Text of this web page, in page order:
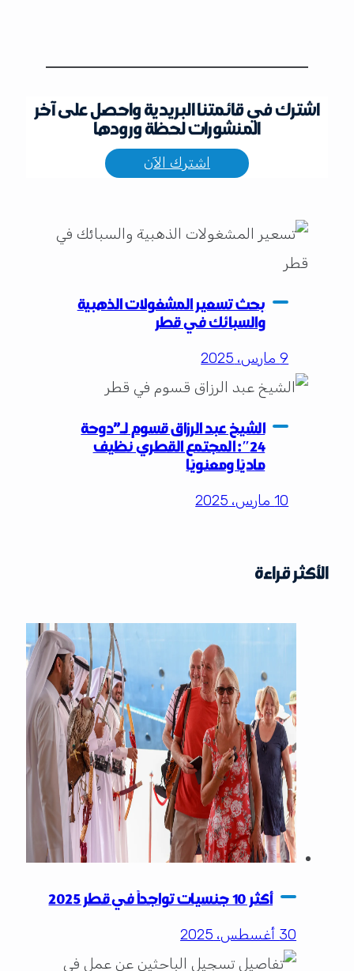
اشترك في قائمتنا البريدية واحصل على آخر
المنشورات لحظة ورودها
اشترك الآن
بحث تسعير المشغولات الذهبية
والسبائك في قطر
9 مارس، 2025
الشيخ عبد الرزاق قسوم لـ”دوحة
24″: المجتمع القطري نظيف
ماديًا ومعنويًا
10 مارس، 2025
الأكثر قراءة
أكثر 10 جنسيات تواجداً في قطر 2025
30 أغسطس، 2025